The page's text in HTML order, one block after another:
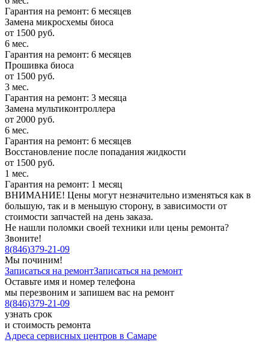
Гарантия на ремонт: 6 месяцев
Замена микросхемы биоса
от 1500 руб.
6 мес.
Гарантия на ремонт: 6 месяцев
Прошивка биоса
от 1500 руб.
3 мес.
Гарантия на ремонт: 3 месяца
Замена мультиконтроллера
от 2000 руб.
6 мес.
Гарантия на ремонт: 6 месяцев
Восстановление после попадания жидкости
от 1500 руб.
1 мес.
Гарантия на ремонт: 1 месяц
ВНИМАНИЕ! Цены могут незначительно изменяться как в
большую, так и в меньшую сторону, в зависимости от
стоимости запчастей на день заказа.
Не нашли поломки своей техники или цены ремонта?
Звоните!
8(846)379-21-09
Мы починим!
Записаться на ремонтЗаписаться на ремонт
Оставьте имя и номер телефона
мы перезвоним и запишем вас на ремонт
8(846)379-21-09
узнать срок
и стоимость ремонта
Адреса сервисных центров в Самаре